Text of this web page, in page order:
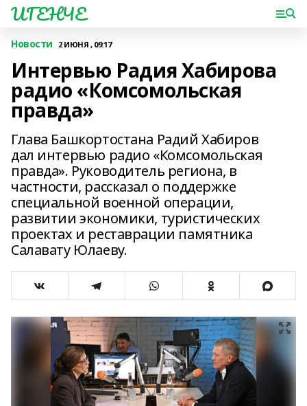
ИГЕНЧЕ
Новости 2 ИЮНЯ , 09:17
Интервью Радия Хабирова
радио «Комсомольская
правда»
Глава Башкортостана Радий Хабиров
дал интервью радио «Комсомольская
правда». Руководитель региона, в
частности, рассказал о поддержке
специальной военной операции,
развитии экономики, туристических
проектах и реставрации памятника
Салавату Юлаеву.